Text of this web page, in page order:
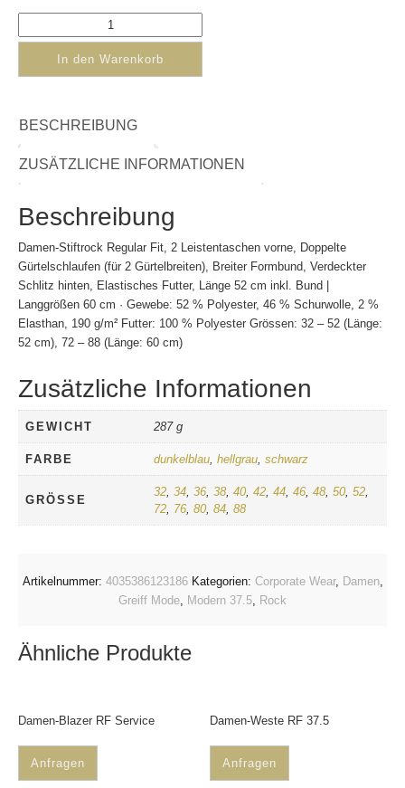
In den Warenkorb
BESCHREIBUNG
ZUSÄTZLICHE INFORMATIONEN
Beschreibung
Damen-Stiftrock Regular Fit, 2 Leistentaschen vorne, Doppelte
Gürtelschlaufen (für 2 Gürtelbreiten), Breiter Formbund, Verdeckter
Schlitz hinten, Elastisches Futter, Länge 52 cm inkl. Bund |
Langgrößen 60 cm · Gewebe: 52 % Polyester, 46 % Schurwolle, 2 %
Elasthan, 190 g/m² Futter: 100 % Polyester Grössen: 32 – 52 (Länge:
52 cm), 72 – 88 (Länge: 60 cm)
Zusätzliche Informationen
GEWICHT 287 g
FARBE dunkelblau, hellgrau, schwarz
GRÖSSE
32, 34, 36, 38, 40, 42, 44, 46, 48, 50, 52,
72, 76, 80, 84, 88
Artikelnummer: 4035386123186 Kategorien: Corporate Wear, Damen,
Greiff Mode, Modern 37.5, Rock
Ähnliche Produkte
Damen-Blazer RF Service
Anfragen
Damen-Weste RF 37.5
Anfragen